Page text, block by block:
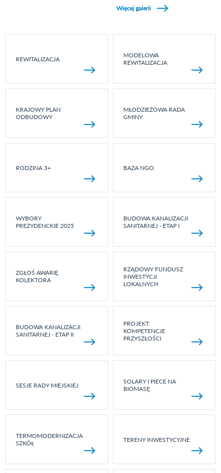
Więcej galerii
REWITALIZACJA
MODELOWA
REWITALIZACJA
KRAJOWY PLAN
ODBUDOWY
MŁODZIEŻOWA RADA
GMINY
RODZINA 3+ BAZA NGO
WYBORY
PREZYDENCKIE 2025
BUDOWA KANALIZACJI
SANITARNEJ - ETAP I
ZGŁOŚ AWARIĘ
KOLEKTORA
RZĄDOWY FUNDUSZ
INWESTYCJI
LOKALNYCH
BUDOWA KANALIZACJI
SANITARNEJ - ETAP II
PROJEKT:
KOMPETENCJE
PRZYSZŁOŚCI
SESJE RADY MIEJSKIEJ
SOLARY I PIECE NA
BIOMASĘ
TERMOMODERNIZACJA
SZKÓŁ
TERENY INWESTYCYJNE